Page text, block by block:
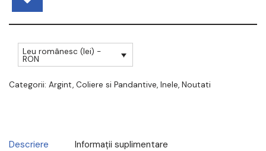
Leu românesc (lei) -
RON
Categorii: Argint, Coliere si Pandantive, Inele, Noutati
Descriere Informații suplimentare